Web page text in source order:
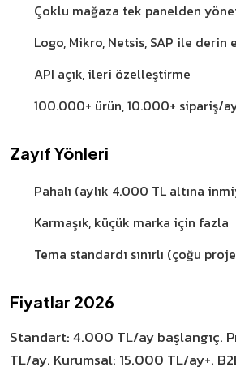
Çoklu mağaza tek panelden
Logo, Mikro, Netsis, SAP ile derin
API açık, ileri özelleştirme
100.000+ ürün, 10.000+ sipariş/
Zayıf Yönleri
Pahalı (aylık 4.000 TL altına
Karmaşık, küçük marka için fazla
Tema standardı sınırlı (çoğu
Fiyatlar 2026
Standart: 4.000 TL/ay başlangıç.
TL/ay. Kurumsal: 15.000 TL/ay+.